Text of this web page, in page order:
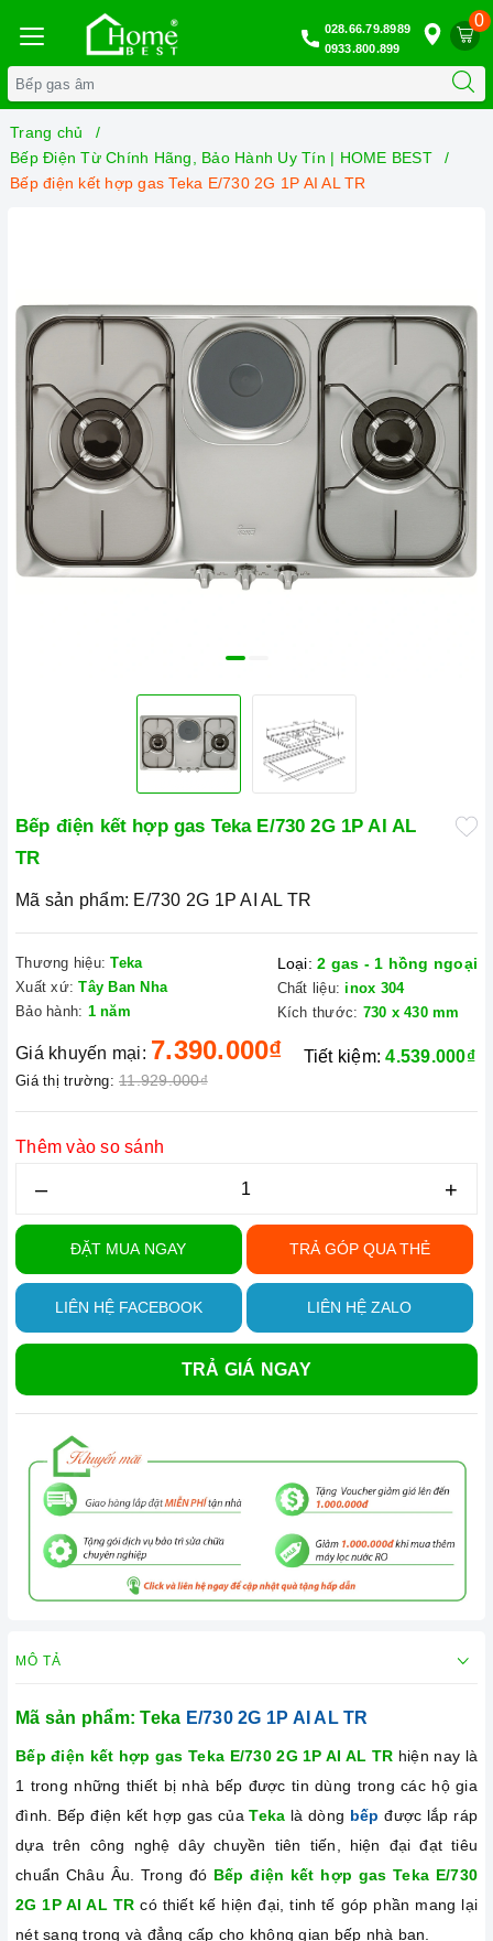
0
028.66.79.8989
0933.800.899
Trang chủ
Bếp Điện Từ Chính Hãng, Bảo Hành Uy Tín | HOME BEST
Bếp điện kết hợp gas Teka E/730 2G 1P AI AL TR
Bếp điện kết hợp gas Teka E/730 2G 1P AI AL
TR
Mã sản phẩm: E/730 2G 1P AI AL TR
Thương hiệu: Teka
Xuất xứ: Tây Ban Nha
Bảo hành: 1 năm
Loại: 2 gas - 1 hồng ngoại
Chất liệu: inox 304
Kích thước: 730 x 430 mm
Giá khuyến mại: 7.390.000₫
Giá thị trường: 11.929.000₫
Tiết kiệm:4.539.000₫
Thêm vào so sánh
– +
ĐẶT MUA NGAY TRẢ GÓP QUA THẺ
LIÊN HỆ FACEBOOK LIÊN HỆ ZALO
TRẢ GIÁ NGAY
MÔ TẢ
Mã sản phẩm: Teka E/730 2G 1P AI AL TR
Bếp điện kết hợp gas Teka E/730 2G 1P AI AL TR hiện nay là
1 trong những thiết bị nhà bếp được tin dùng trong các hộ gia
đình. Bếp điện kết hợp gas của Teka là dòng bếp được lắp ráp
dựa trên công nghệ dây chuyền tiên tiến, hiện đại đạt tiêu
chuẩn Châu Âu. Trong đó Bếp điện kết hợp gas Teka E/730
2G 1P AI AL TR có thiết kế hiện đại, tinh tế góp phần mang lại
nét sang trọng và đẳng cấp cho không gian bếp nhà bạn.